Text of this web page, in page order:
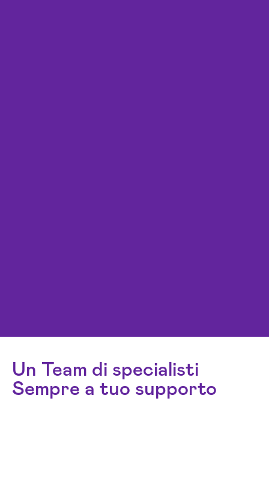
Un Team di specialisti
Sempre a tuo supporto